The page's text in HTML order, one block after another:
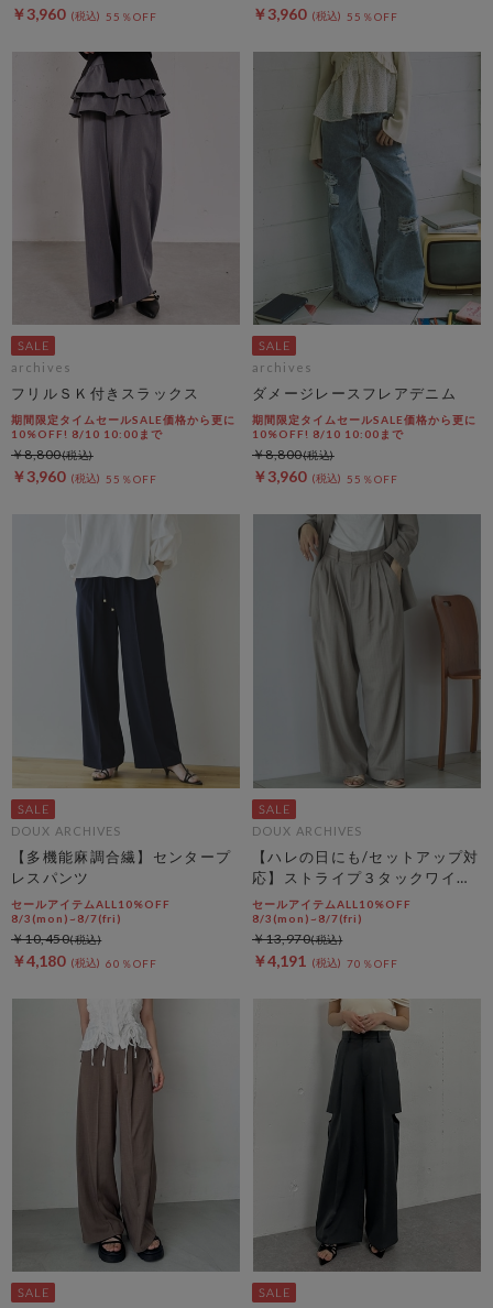
￥3,960 55％OFF ￥3,960 55％OFF
archives
フリルＳＫ付きスラックス
期間限定タイムセールSALE価格から更に
10%OFF! 8/10 10:00まで
￥3,960 55％OFF
￥8,800
archives
ダメージレースフレアデニム
期間限定タイムセールSALE価格から更に
10%OFF! 8/10 10:00まで
￥3,960 55％OFF
￥8,800
DOUX ARCHIVES
【多機能麻調合繊】センタープ
レスパンツ
セールアイテムALL10%OFF
8/3(mon)~8/7(fri)
￥4,180 60％OFF
￥10,450
DOUX ARCHIVES
【ハレの日にも/セットアップ対
応】ストライプ３タックワイド
パンツ
セールアイテムALL10%OFF
8/3(mon)~8/7(fri)
￥4,191 70％OFF
￥13,970